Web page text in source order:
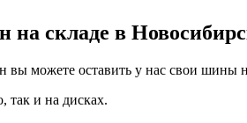
на складе в
можете оставить у нас свои шины
так и на дисках.